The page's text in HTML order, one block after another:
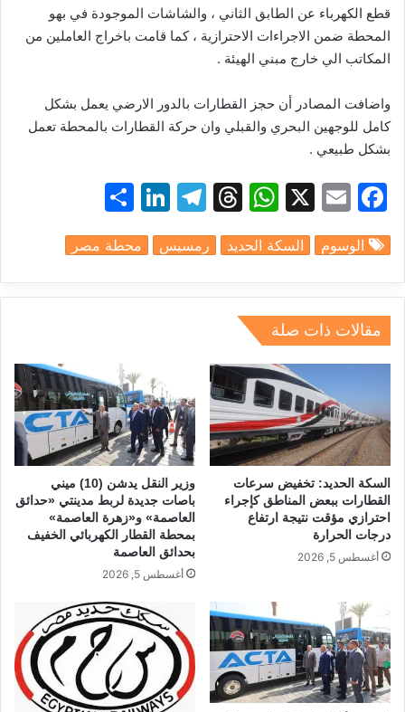
قطع الكهرباء عن الطابق الثاني ، والشاشات الموجودة في بهو
المحطة ضمن الاجراءات الاحترازية ، كما قامت باخراج العاملين من
المكاتب الي خارج مبني الهيئة .
واضافت المصادر أن حجز القطارات بالدور الارضي يعمل بشكل
كامل للوجهين البحري والقبلي وان حركة القطارات بالمحطة تعمل
بشكل طبيعي .
F
c
e
b
o
o
k
E
ai
l
X
W
at
s
A
p
p
T
e
a
T
e
gr
Li
k
e
ar
e
الوسوم السكة الحديد رمسيس محطة مصر
مقالات ذات صلة
السكة الحديد: تخفيض سرعات
القطارات ببعض المناطق كإجراء
احترازي مؤقت نتيجة ارتفاع
درجات الحرارة
أغسطس 5, 2026
وزير النقل يدشن (10) ميني
باصات جديدة لربط مدينتي «حدائق
العاصمة» و«زهرة العاصمة»
بمحطة القطار الكهربائي الخفيف
بحدائق العاصمة
أغسطس 5, 2026